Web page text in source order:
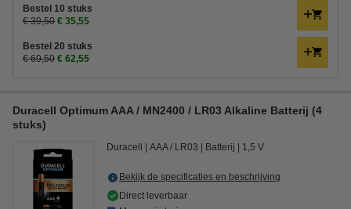
Bestel 10 stuks
€ 39,50 € 35,55
Bestel 20 stuks
€ 69,50 € 62,55
Duracell Optimum AAA / MN2400 / LR03 Alkaline Batterij (4
stuks)
Duracell AAA / LR03 Batterij 1,5 V
Bekijk de specificaties en beschrijving
Direct leverbaar